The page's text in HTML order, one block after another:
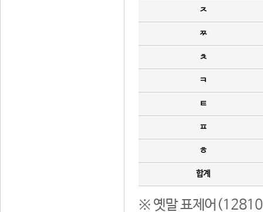
ㅈ
ㅉ
ㅊ
ㅋ
ㅌ
ㅍ
ㅎ
합계
※ 옛말 표제어(12810